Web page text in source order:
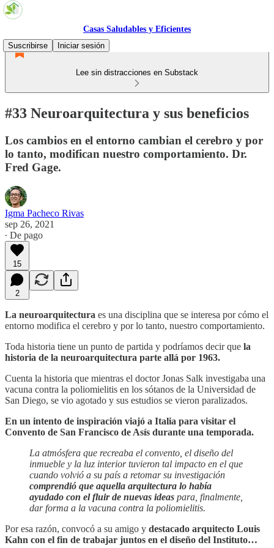
Casas Saludables y Eficientes
Suscribirse
Iniciar sesión
Lee sin distracciones en Substack
#33 Neuroarquitectura y sus beneficios
Los cambios en el entorno cambian el cerebro y por
lo tanto, modifican nuestro comportamiento. Dr.
Fred Gage.
Igma Pacheco Rivas
sep 26, 2021
∙ De pago
15
2
La neuroarquitectura es una disciplina que se interesa por cómo el
entorno modifica el cerebro y por lo tanto, nuestro comportamiento.
Toda historia tiene un punto de partida y podríamos decir que la
historia de la neuroarquitectura parte allá por 1963.
Cuenta la historia que mientras el doctor Jonas Salk investigaba una
vacuna contra la poliomielitis en los sótanos de la Universidad de
San Diego, se vio agotado y sus estudios se vieron paralizados.
En un intento de inspiración viajó a Italia para visitar el
Convento de San Francisco de Asís durante una temporada.
La atmósfera que recreaba el convento, el diseño del
inmueble y la luz interior tuvieron tal impacto en el que
cuando volvió a su país a retomar su investigación
comprendió que aquella arquitectura lo había
ayudado con el fluir de nuevas ideas para, finalmente,
dar forma a la vacuna contra la poliomielitis.
Por esa razón, convocó a su amigo y destacado arquitecto Louis
Kahn con el fin de trabajar juntos en el diseño del Instituto…